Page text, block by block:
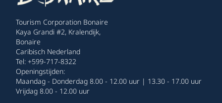
Tourism Corporation Bonaire
Kaya Grandi #2, Kralendijk,
Bonaire
Caribisch Nederland
Tel: +599-717-8322
Openingstijden:
Maandag - Donderdag 8.00 - 12.00 uur | 13.30 - 17.00 uur
Vrijdag 8.00 - 12.00 uur